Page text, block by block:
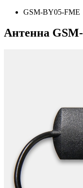
GSM-BY05-FME
Антенна